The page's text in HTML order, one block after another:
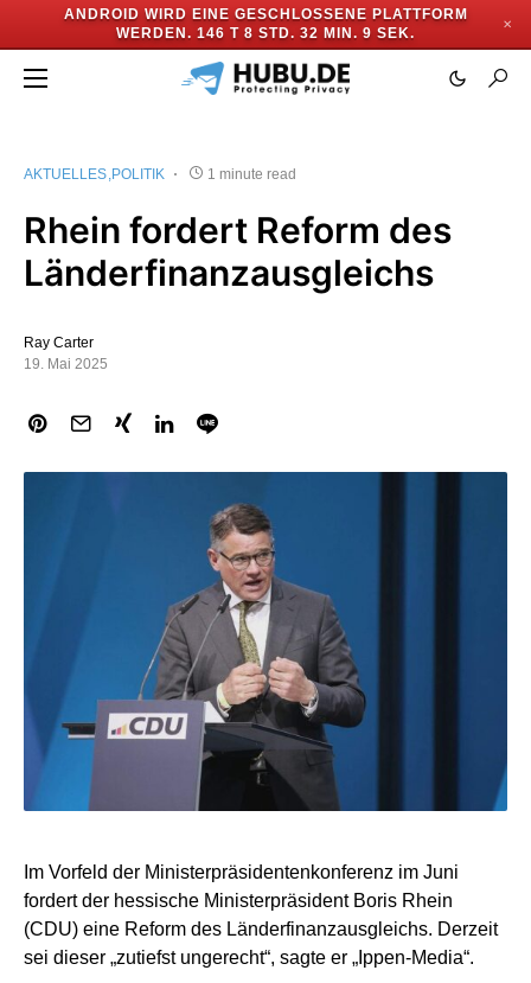
ANDROID WIRD EINE GESCHLOSSENE PLATTFORM
WERDEN. 146 T 8 STD. 32 MIN. 8 SEK.
✕
AKTUELLES POLITIK 1 minute read
Rhein fordert Reform des
Länderfinanzausgleichs
Ray Carter
19. Mai 2025
Im Vorfeld der Ministerpräsidentenkonferenz im Juni
fordert der hessische Ministerpräsident Boris Rhein
(CDU) eine Reform des Länderfinanzausgleichs. Derzeit
sei dieser „zutiefst ungerecht“, sagte er „Ippen-Media“.